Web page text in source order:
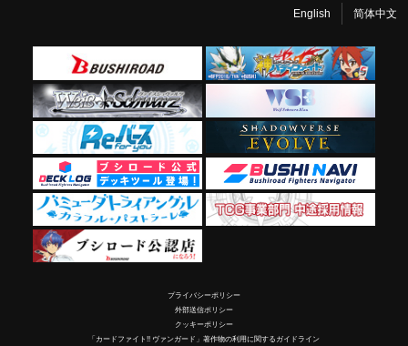
English 简体中文
プライバシーポリシー
外部送信ポリシー
クッキーポリシー
「カードファイト!! ヴァンガード」著作物の利用に関するガイドライン